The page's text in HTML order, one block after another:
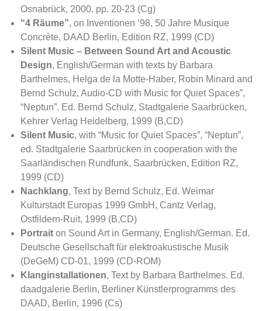
Osnabrück, 2000. pp. 20-23 (Cg)
“4 Räume”, on Inventionen ’98, 50 Jahre Musique
Concrète, DAAD Berlin, Edition RZ, 1999 (CD)
Silent Music – Between Sound Art and Acoustic
Design, English/German with texts by Barbara
Barthelmes, Helga de la Motte-Haber, Robin Minard and
Bernd Schulz, Audio-CD with Music for Quiet Spaces”,
“Neptun”. Ed. Bernd Schulz, Stadtgalerie Saarbrücken,
Kehrer Verlag Heidelberg, 1999 (B,CD)
Silent Music, with “Music for Quiet Spaces”, “Neptun”,
ed. Stadtgalerie Saarbrücken in cooperation with the
Saarländischen Rundfunk, Saarbrücken, Edition RZ,
1999 (CD)
Nachklang, Text by Bernd Schulz, Ed. Weimar
Kulturstadt Europas 1999 GmbH, Cantz Verlag,
Ostfildern-Ruit, 1999 (B,CD)
Portrait on Sound Art in Germany, English/German. Ed.
Deutsche Gesellschaft für elektroakustische Musik
(DeGeM) CD-01, 1999 (CD-ROM)
Klanginstallationen, Text by Barbara Barthelmes. Ed.
daadgalerie Berlin, Berliner Künstlerprogramms des
DAAD, Berlin, 1996 (Cs)